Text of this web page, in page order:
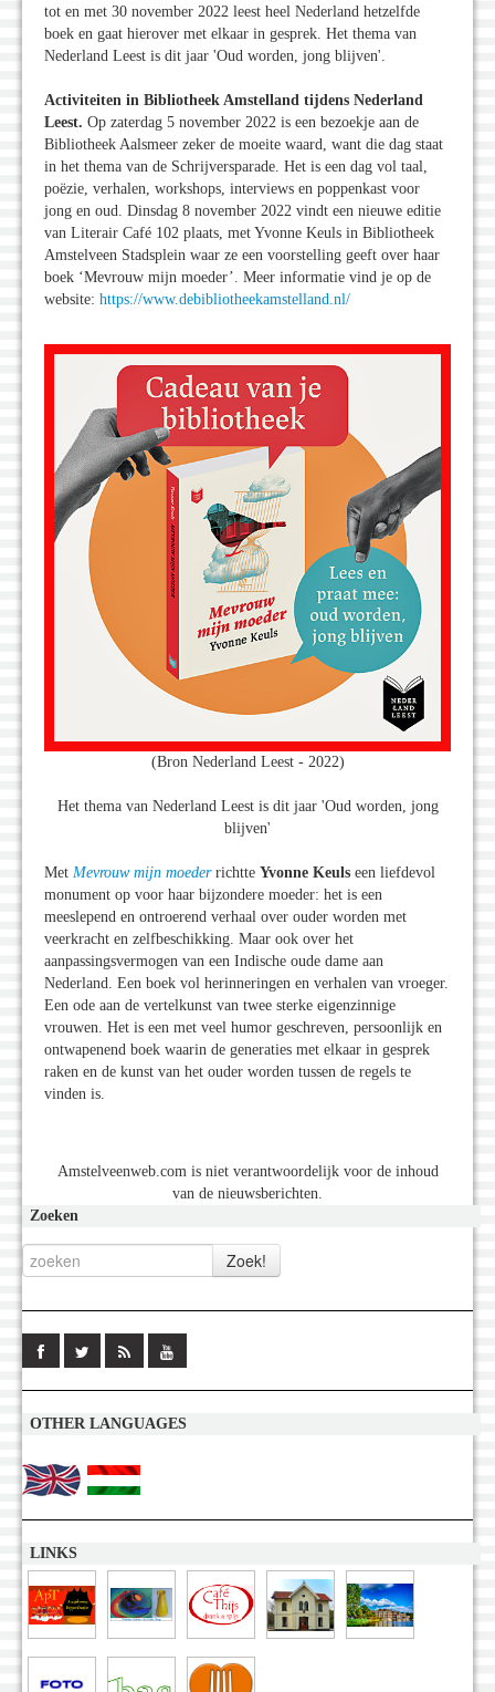
tot en met 30 november 2022 leest heel Nederland hetzelfde
boek en gaat hierover met elkaar in gesprek. Het thema van
Nederland Leest is dit jaar 'Oud worden, jong blijven'.
Activiteiten in Bibliotheek Amstelland tijdens Nederland
Leest. Op zaterdag 5 november 2022 is een bezoekje aan de
Bibliotheek Aalsmeer zeker de moeite waard, want die dag staat
in het thema van de Schrijversparade. Het is een dag vol taal,
poëzie, verhalen, workshops, interviews en poppenkast voor
jong en oud. Dinsdag 8 november 2022 vindt een nieuwe editie
van Literair Café 102 plaats, met Yvonne Keuls in Bibliotheek
Amstelveen Stadsplein waar ze een voorstelling geeft over haar
boek ‘Mevrouw mijn moeder’. Meer informatie vind je op de
website: https://www.debibliotheekamstelland.nl/
(Bron Nederland Leest - 2022)
Het thema van Nederland Leest is dit jaar 'Oud worden, jong
blijven'
Met Mevrouw mijn moederrichtte Yvonne Keuls een liefdevol
monument op voor haar bijzondere moeder: het is een
meeslepend en ontroerend verhaal over ouder worden met
veerkracht en zelfbeschikking. Maar ook over het
aanpassingsvermogen van een Indische oude dame aan
Nederland. Een boek vol herinneringen en verhalen van vroeger.
Een ode aan de vertelkunst van twee sterke eigenzinnige
vrouwen. Het is een met veel humor geschreven, persoonlijk en
ontwapenend boek waarin de generaties met elkaar in gesprek
raken en de kunst van het ouder worden tussen de regels te
vinden is.
Amstelveenweb.com is niet verantwoordelijk voor de inhoud
van de nieuwsberichten.
Zoeken
OTHER LANGUAGES
LINKS